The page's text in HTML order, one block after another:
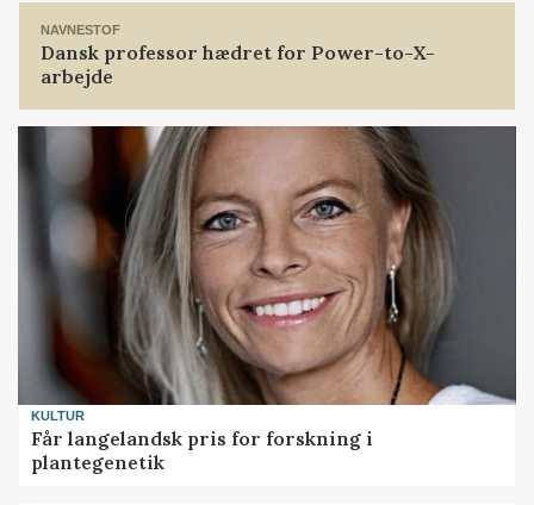
NAVNESTOF
Dansk professor hædret for Power-to-X-
arbejde
KULTUR
Får langelandsk pris for forskning i
plantegenetik